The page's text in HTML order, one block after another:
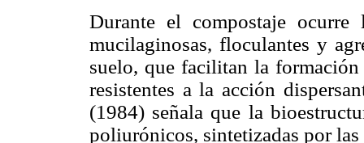
Durante el compostaje ocurre
mucilaginosas, floculantes y
suelo, que facilitan la
resistentes a la acción
(1984) señala que la
poliurónicos, sintetizadas por